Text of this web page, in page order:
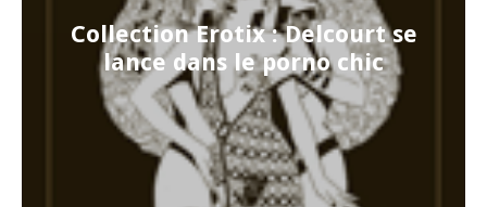
Collection Erotix : Delcourt se
lance dans le porno chic